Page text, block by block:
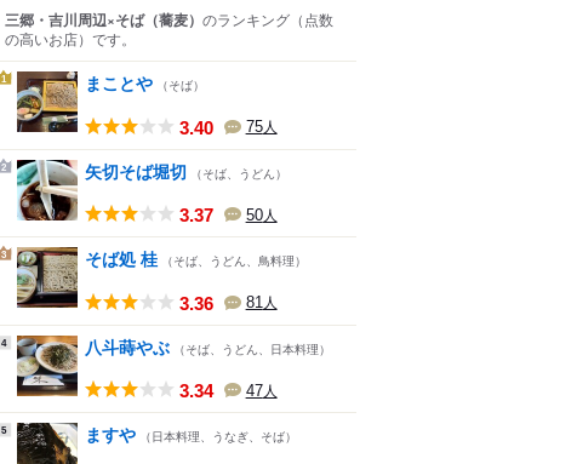
三郷・吉川周辺×そば（蕎麦） のランキング （点数
の高いお店） です。
1 まことや （そば）
3.40 75人
2 矢切そば堀切 （そば、うどん）
3.37 50人
3 そば処 桂 （そば、うどん、鳥料理）
3.36 81人
4 八斗蒔やぶ （そば、うどん、日本料理）
3.34 47人
5 ますや （日本料理、うなぎ、そば）